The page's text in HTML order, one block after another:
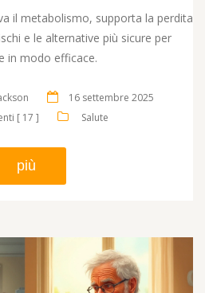
il metabolismo, supporta la perdita
e le alternative più sicure per
in modo efficace.
16 settembre 2025
[ 17 ]
Salute
più